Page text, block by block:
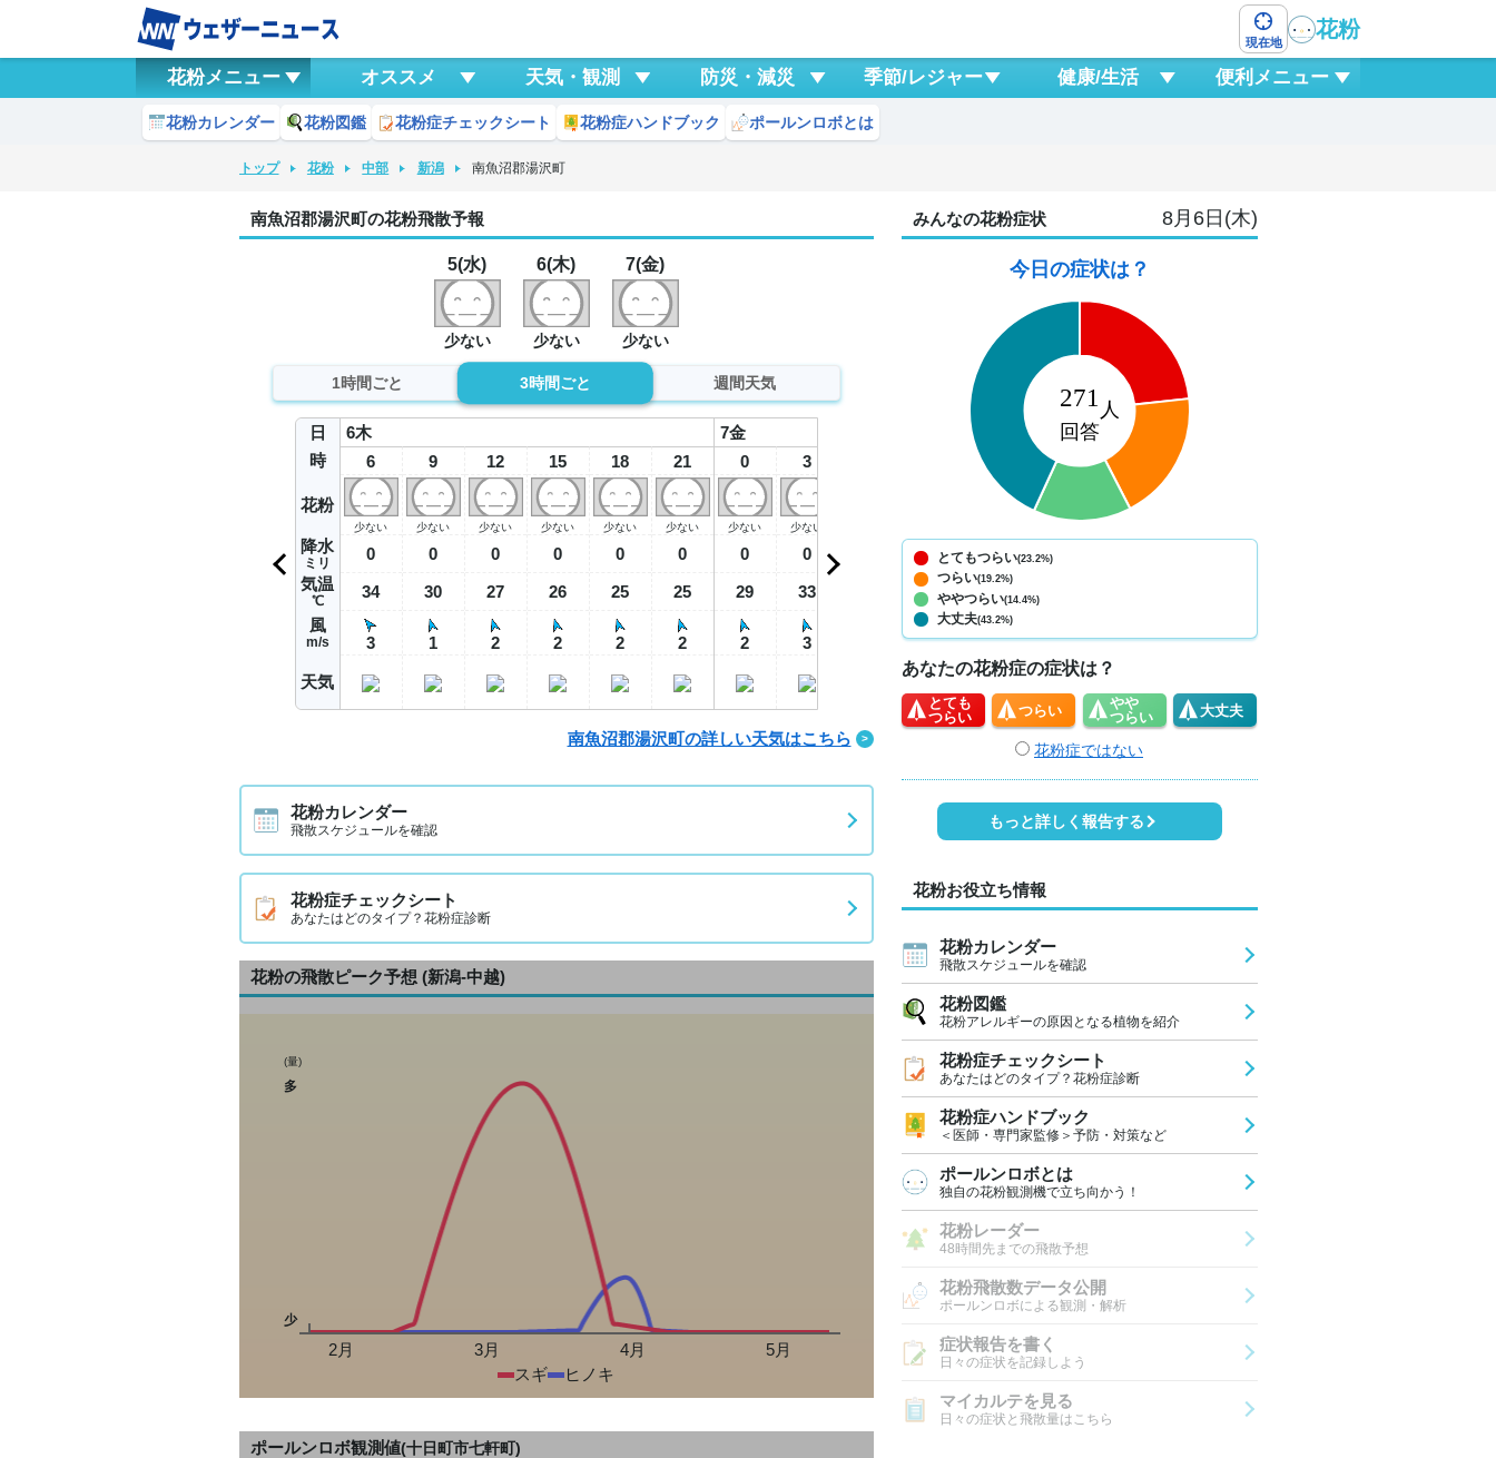
現在地
花粉
花粉メニュー オススメ 天気・観測 防災・減災 季節/レジャー 健康/生活 便利メニュー
花粉カレンダー 花粉図鑑 花粉症チェックシート 花粉症ハンドブック ポールンロボとは
トップ 花粉 中部 新潟 南魚沼郡湯沢町
南魚沼郡湯沢町の花粉飛散予報
5(水)
少ない
6(木)
少ない
7(金)
少ない
1時間ごと 3時間ごと 週間天気
日
時
花粉
降水
ミリ
気温
℃
風
m/s
天気
6木
6
少ない
0
34
3
9
少ない
0
30
1
12
少ない
0
27
2
15
少ない
0
26
2
18
少ない
0
25
2
21
少ない
0
25
2
7金
0
少ない
0
29
2
3
少ない
0
33
3
0
28
1
12
0
25
1
15
0
1
18
1
21
1 1
南魚沼郡湯沢町の詳しい天気はこちら
花粉カレンダー
飛散スケジュールを確認
花粉症チェックシート
あなたはどのタイプ？花粉症診断
花粉の飛散ピーク予想 (新潟-中越)
(量)
多
少
2月 3月 4月
5月
スギ
ヒノキ
ポールンロボ観測値(十日町市七軒町)
みんなの花粉症状 8月6日(木)
今日の症状は？
とてもつらい(23.2%)
つらい(19.2%)
ややつらい(14.4%)
大丈夫(43.2%)
あなたの花粉症の症状は？
とても
つらい
つらい
やや
つらい
大丈夫
花粉症ではない
もっと詳しく報告する
花粉お役立ち情報
花粉カレンダー
飛散スケジュールを確認
花粉図鑑
花粉アレルギーの原因となる植物を紹介
花粉症チェックシート
あなたはどのタイプ？花粉症診断
花粉症ハンドブック
＜医師・専門家監修＞予防・対策など
ポールンロボとは
独自の花粉観測機で立ち向かう！
花粉レーダー
48時間先までの飛散予想
花粉飛散数データ公開
ポールンロボによる観測・解析
症状報告を書く
日々の症状を記録しよう
マイカルテを見る
日々の症状と飛散量はこちら